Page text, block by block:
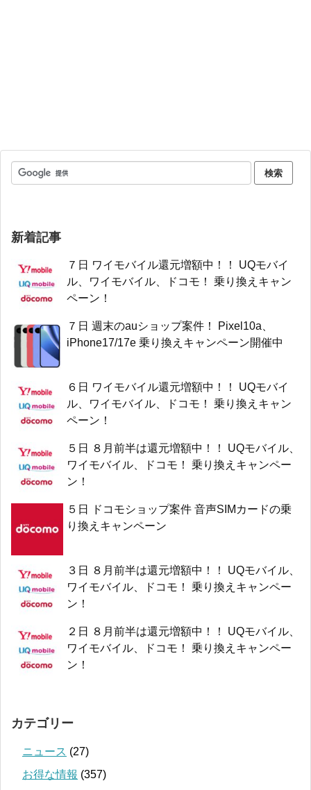
新着記事
７日 ワイモバイル還元増額中！！ UQモバイ
ル、ワイモバイル、ドコモ！ 乗り換えキャン
ペーン！
７日 週末のauショップ案件！ Pixel10a、
iPhone17/17e 乗り換えキャンペーン開催中
６日 ワイモバイル還元増額中！！ UQモバイ
ル、ワイモバイル、ドコモ！ 乗り換えキャン
ペーン！
５日 ８月前半は還元増額中！！ UQモバイル、
ワイモバイル、ドコモ！ 乗り換えキャンペー
ン！
５日 ドコモショップ案件 音声SIMカードの乗
り換えキャンペーン
３日 ８月前半は還元増額中！！ UQモバイル、
ワイモバイル、ドコモ！ 乗り換えキャンペー
ン！
２日 ８月前半は還元増額中！！ UQモバイル、
ワイモバイル、ドコモ！ 乗り換えキャンペー
ン！
カテゴリー
ニュース (27)
お得な情報 (357)